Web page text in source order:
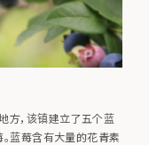
方，该镇建立了五个蓝
蓝莓含有大量的花青素